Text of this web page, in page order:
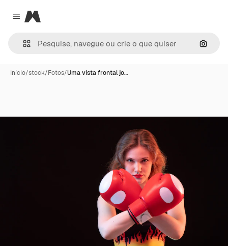
Close menu
Magnific
Início/stock/Fotos/Uma vista frontal jo…